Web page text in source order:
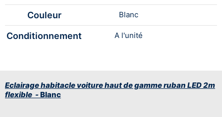
Couleur Blanc
Conditionnement A l'unité
Eclairage habitacle voiture haut de gamme ruban LED 2m
flexible -Blanc